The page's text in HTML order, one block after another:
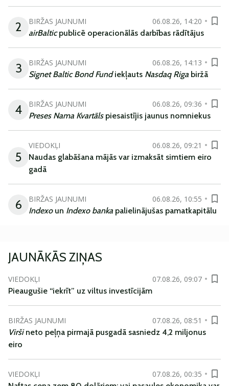
2 BIRŽAS JAUNUMI
06.08.26, 14:20
airBalticpublicē operacionālās darbības rādītājus
3 BIRŽAS JAUNUMI
06.08.26, 14:13
Signet Baltic Bond Fundiekļauts Nasdaq Riga biržā
4 BIRŽAS JAUNUMI
06.08.26, 09:36
Preses Nama Kvartāls piesaistījis jaunus nomniekus
5
VIEDOKĻI
06.08.26, 09:21
Naudas glabāšana mājās var izmaksāt simtiem eiro
gadā
6 BIRŽAS JAUNUMI
06.08.26, 10:55
Indexoun Indexo banka palielinājušas pamatkapitālu
JAUNĀKĀS ZIŅAS
VIEDOKĻI
07.08.26, 09:07
Pieaugušie “iekrīt” uz viltus investīcijām
BIRŽAS JAUNUMI
07.08.26, 08:51
Viršineto peļņa pirmajā pusgadā sasniedz 4,2 miljonus
eiro
VIEDOKĻI
07.08.26, 00:35